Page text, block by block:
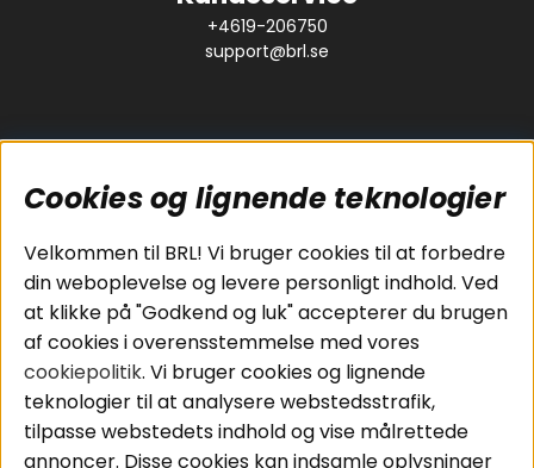
+4619-206750
support@brl.se
Populære sider
Pakkeløsninger
Bilstereo
Højttalere
Forstærker
Smartphone
Tilbehør
Kabler
Kundeservice
Cookies
Handelsbetingelser
Personvernpolicy
Service / Garanti /
Retur
Cookies og lignende teknologier
Velkommen til BRL! Vi bruger cookies til at forbedre
din weboplevelse og levere personligt indhold. Ved
at klikke på "Godkend og luk" accepterer du brugen
af cookies i overensstemmelse med vores
cookiepolitik. Vi bruger cookies og lignende
teknologier til at analysere webstedsstrafik,
tilpasse webstedets indhold og vise målrettede
annoncer. Disse cookies kan indsamle oplysninger